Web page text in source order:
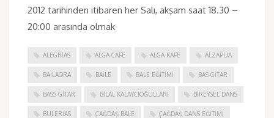
2012 tarihinden itibaren her Salı, akşam saat 18.30 –
20:00 arasında olmak
ALEGRIAS ALGA CAFE ALGA KAFE ALZAPUA
BAILAORA BAILE BALE EĞITIMI BAS GITAR
BASS GITAR BILAL KALAYCIOĞULLARI BIREYSEL DANS
BULERIAS ÇAĞDAŞ BALE ÇAĞDAŞ DANS EĞITIMI